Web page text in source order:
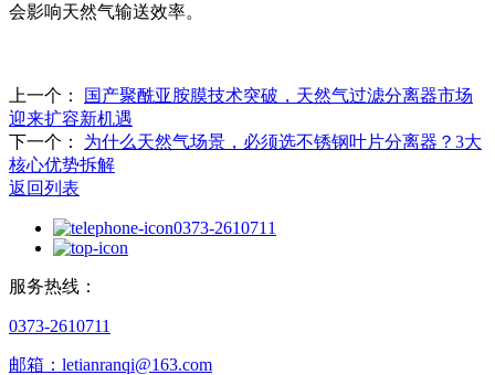
会影响天然气输送效率。
上一个：
国产聚酰亚胺膜技术突破，天然气过滤分离器市场
迎来扩容新机遇
下一个：
为什么天然气场景，必须选不锈钢叶片分离器？3大
核心优势拆解
返回列表
0373-2610711
服务热线：
0373-2610711
邮箱：letianranqi@163.com